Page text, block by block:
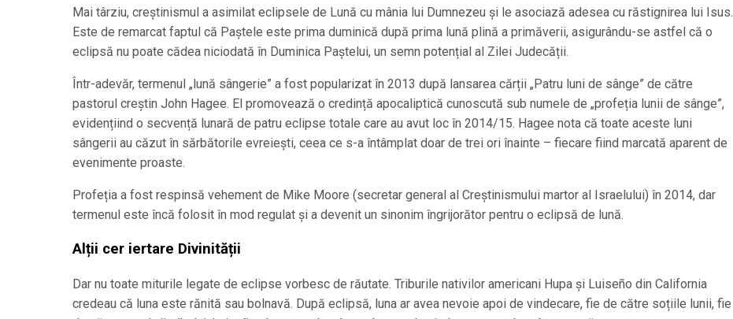
Mai târziu, creștinismul a asimilat eclipsele de Lună cu mânia lui Dumnezeu și le asociază adesea cu răstignirea lui Isus.
Este de remarcat faptul că Paștele este prima duminică după prima lună plină a primăverii, asigurându-se astfel că o
eclipsă nu poate cădea niciodată în Duminica Paștelui, un semn potențial al Zilei Judecății.
Într-adevăr, termenul „lună sângerie” a fost popularizat în 2013 după lansarea cărții „Patru luni de sânge” de către
pastorul creștin John Hagee. El promovează o credință apocaliptică cunoscută sub numele de „profeția lunii de sânge”,
evidențiind o secvență lunară de patru eclipse totale care au avut loc în 2014/15. Hagee nota că toate aceste luni
sângerii au căzut în sărbătorile evreiești, ceea ce s-a întâmplat doar de trei ori înainte – fiecare fiind marcată aparent de
evenimente proaste.
Profeția a fost respinsă vehement de Mike Moore (secretar general al Creștinismului martor al Israelului) în 2014, dar
termenul este încă folosit în mod regulat și a devenit un sinonim îngrijorător pentru o eclipsă de lună.
Alții cer iertare Divinității
Dar nu toate miturile legate de eclipse vorbesc de răutate. Triburile nativilor americani Hupa și Luiseño din California
credeau că luna este rănită sau bolnavă. După eclipsă, luna ar avea nevoie apoi de vindecare, fie de către soțiile lunii, fie